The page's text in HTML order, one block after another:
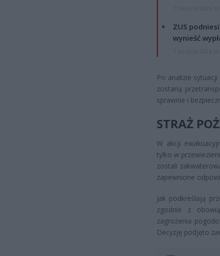
ZUS
wynieść
Po analizie
zostaną
sprawnie i
STRAŻ
W akcji
tylko w
zostali
zapewnione
Jak podkreślają
zgodnie z
zagrożenia
Decyzję podjęto